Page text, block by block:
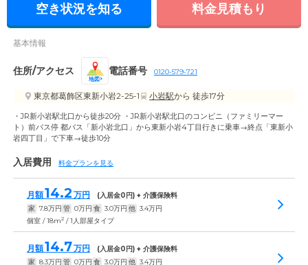
空き状況を知る 料金見積もり
基本情報
住所/アクセス
地図
電話番号 0120-579-721
東京都葛飾区東新小岩2-25-1 小岩駅から 徒歩17分
・JR新小岩駅北口から徒歩20分 ・JR新小岩駅北口のコンビニ（ファミリーマー
ト）前バス停 都バス「新小岩北口」から東新小岩4丁目行きに乗車→終点「東新小
岩四丁目」で下車→徒歩10分
入居費用 料金プランを見る
月額14.2 万円 (入居金0円) + 介護保険料
家 7.8万円 管 0万円 食 3.0万円 他 3.4万円
個室 / 18m2 / 1人部屋タイプ
月額14.7万円 (入居金0円) + 介護保険料
家 8.3万円 管 0万円 食 3.0万円 他 3.4万円